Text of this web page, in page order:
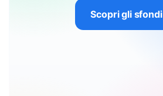
Scopri gli sfondi